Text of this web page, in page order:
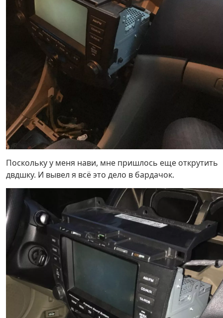
Поскольку у меня нави, мне пришлось еще открутить
двдшку. И вывел я всё это дело в бардачок.